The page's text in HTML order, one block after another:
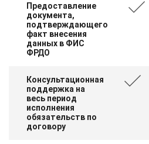
Предоставление
документа,
подтверждающего
факт внесения
данных в ФИС
ФРДО
Консультационная
поддержка на
весь период
исполнения
обязательств по
договору